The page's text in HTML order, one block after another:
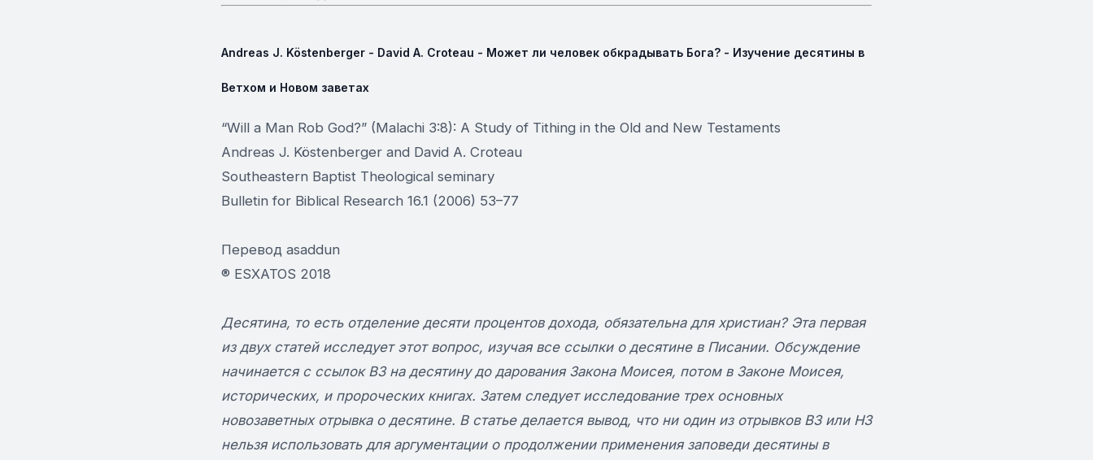
Andreas J. Köstenberger - David A. Croteau - Может ли человек обкрадывать Бога? - Изучение десятины в
Ветхом и Новом заветах
“Will a Man Rob God?” (Malachi 3:8): A Study of Tithing in the Old and New Testaments
Andreas J. Köstenberger and David A. Croteau
Southeastern Baptist Theological seminary
Bulletin for Biblical Research 16.1 (2006) 53–77
Перевод asaddun
® ESXATOS 2018
Десятина, то есть отделение десяти процентов дохода, обязательна для христиан? Эта первая
из двух статей исследует этот вопрос, изучая все ссылки о десятине в Писании. Обсуждение
начинается с ссылок ВЗ на десятину до дарования Закона Моисея, потом в Законе Моисея,
исторических, и пророческих книгах. Затем следует исследование трех основных
новозаветных отрывка о десятине. В статье делается вывод, что ни один из отрывков ВЗ или НЗ
нельзя использовать для аргументации о продолжении применения заповеди десятины в